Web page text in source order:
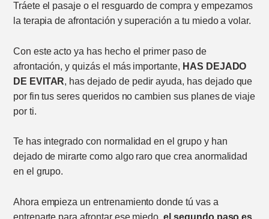
Tráete el pasaje o el resguardo de compra y empezamos
la terapia de afrontación y superación a tu miedo a volar.
Con este acto ya has hecho el primer paso de
afrontación, y quizás el más importante, HAS DEJADO
DE EVITAR, has dejado de pedir ayuda, has dejado que
por fin tus seres queridos no cambien sus planes de viaje
por ti.
Te has integrado con normalidad en el grupo y han
dejado de mirarte como algo raro que crea anormalidad
en el grupo.
Ahora empieza un entrenamiento donde tú vas a
entrenarte para afrontar ese miedo,el segundo paso es